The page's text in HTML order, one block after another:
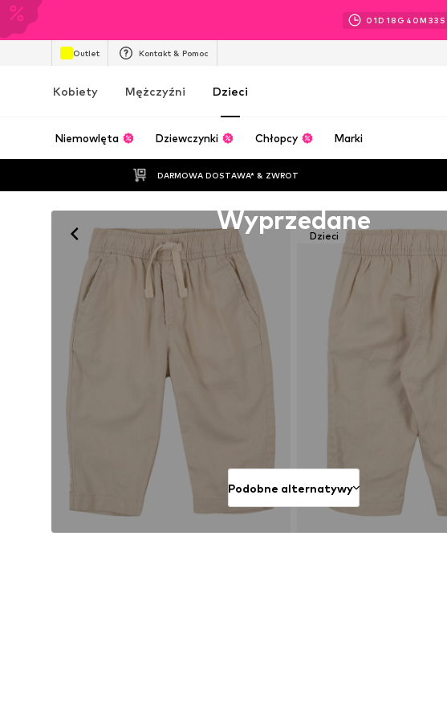
01D 18 G 40M 32 S
Outlet Kontakt & Pomoc
Kobiety Mężczyźni Dzieci
Niemowlęta Dziewczynki Chłopcy Marki
DARMOWA DOSTAWA* & ZWROT
Dzieci
Wyprzedane
Podobne alternatywy